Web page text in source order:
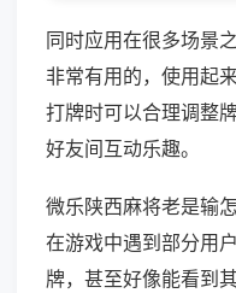
同时应用在很多场景
非常有用的，使用起
打牌时可以合理调整
好友间互动乐趣。
微乐陕西麻将老是输
在游戏中遇到部分用
牌，甚至好像能看到